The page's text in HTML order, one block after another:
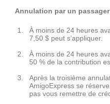
Annulation par un
À moins de 24 heures
7,50 $ peut s’appliquer.
À moins de 24 heures
50 % de la contribution
Après la troisième
AmigoExpress se
pas vous remettre de